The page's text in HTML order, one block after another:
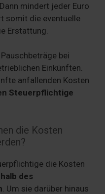
mindert jeder Euro
somit die eventuelle
Erstattung.
bei
Einkünften.
anfallenden Kosten
Steuerpflichtige
die Kosten
die Kosten
des
. Um sie darüber hinaus